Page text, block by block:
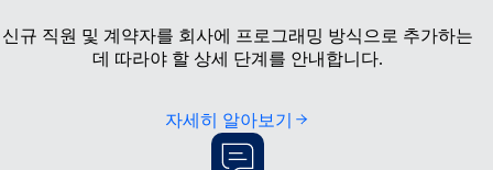
신규 직원 및 계약자를 회사에 프로그래밍 방식으로 추가하는
데 따라야 할 상세 단계를 안내합니다.
자세히 알아보기